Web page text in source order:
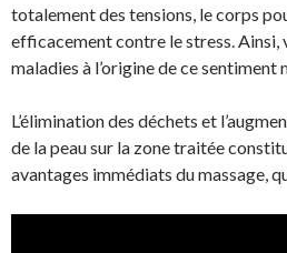
totalement des tensions, le corps
efficacement contre le stress. Ainsi,
maladies à l’origine de ce sentiment
L’élimination des déchets et
de la peau sur la zone traitée
avantages immédiats du massage,